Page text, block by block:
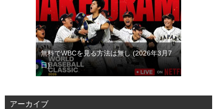
無料でWBCを見る方法は無し
2026年3月7
日
アーカイブ